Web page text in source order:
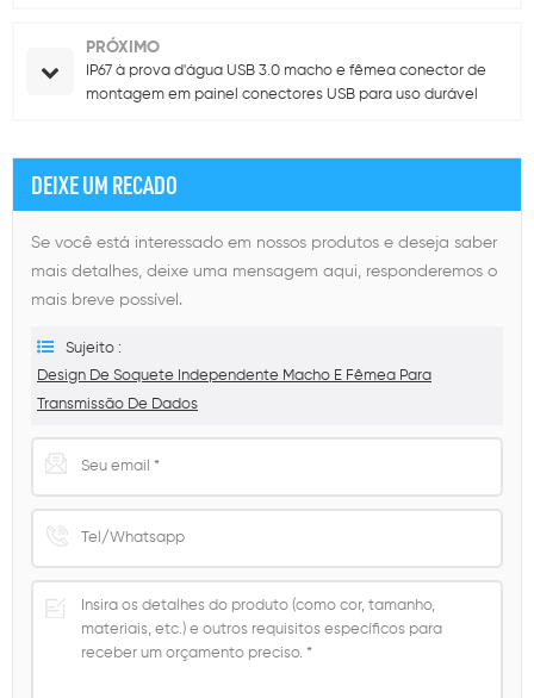
PRÓXIMO
IP67 à prova d'água USB 3.0 macho e fêmea conector de
montagem em painel conectores USB para uso durável
DEIXE UM RECADO
Se você está interessado em nossos produtos e deseja saber
mais detalhes, deixe uma mensagem aqui, responderemos o
mais breve possível.
Sujeito :
Design De Soquete Independente Macho E Fêmea Para
Transmissão De Dados